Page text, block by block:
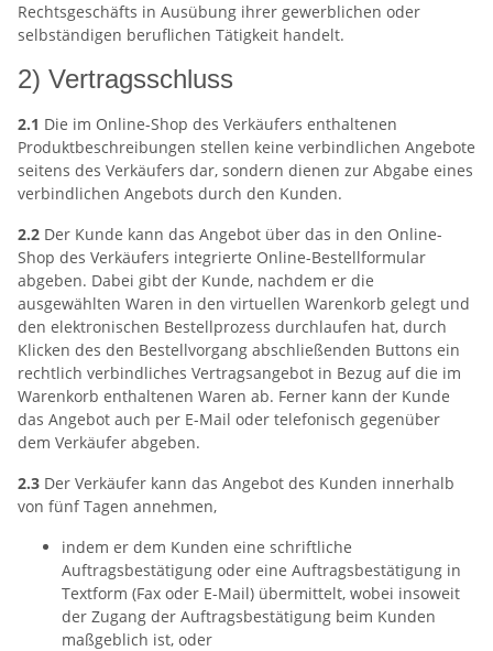
Rechtsgeschäfts in Ausübung ihrer gewerblichen oder
selbständigen beruflichen Tätigkeit handelt.
2) Vertragsschluss
2.1 Die im Online-Shop des Verkäufers enthaltenen
Produktbeschreibungen stellen keine verbindlichen Angebote
seitens des Verkäufers dar, sondern dienen zur Abgabe eines
verbindlichen Angebots durch den Kunden.
2.2 Der Kunde kann das Angebot über das in den Online-
Shop des Verkäufers integrierte Online-Bestellformular
abgeben. Dabei gibt der Kunde, nachdem er die
ausgewählten Waren in den virtuellen Warenkorb gelegt und
den elektronischen Bestellprozess durchlaufen hat, durch
Klicken des den Bestellvorgang abschließenden Buttons ein
rechtlich verbindliches Vertragsangebot in Bezug auf die im
Warenkorb enthaltenen Waren ab. Ferner kann der Kunde
das Angebot auch per E-Mail oder telefonisch gegenüber
dem Verkäufer abgeben.
2.3 Der Verkäufer kann das Angebot des Kunden innerhalb
von fünf Tagen annehmen,
indem er dem Kunden eine schriftliche
Auftragsbestätigung oder eine Auftragsbestätigung in
Textform (Fax oder E-Mail) übermittelt, wobei insoweit
der Zugang der Auftragsbestätigung beim Kunden
maßgeblich ist, oder